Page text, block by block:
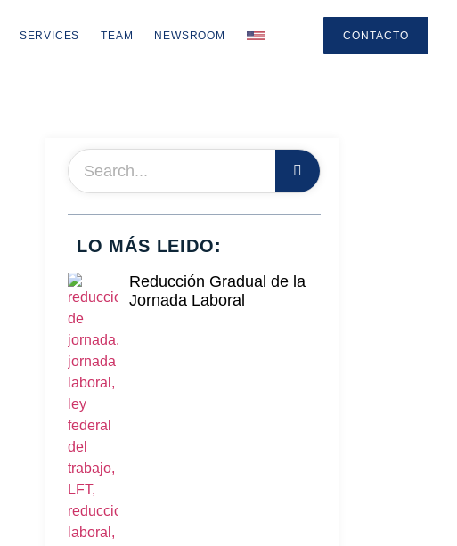
SERVICES TEAM NEWSROOM CONTACTO
LO MÁS LEIDO:
Reducción Gradual de la
Jornada Laboral